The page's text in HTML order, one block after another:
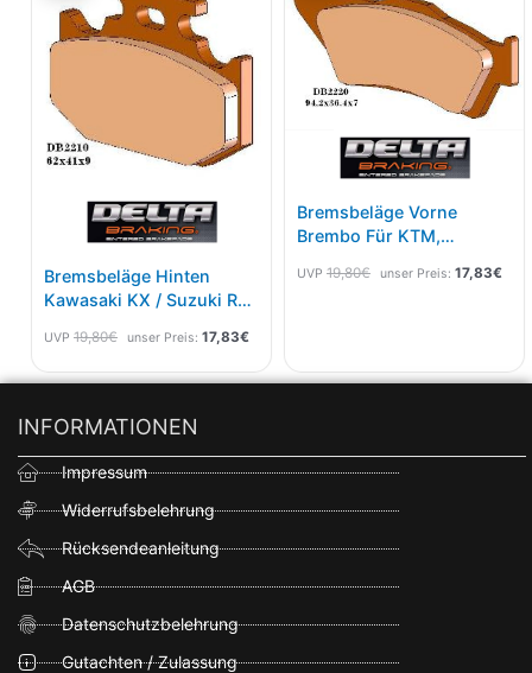
Bremsbeläge Hinten
Kawasaki KX / Suzuki RM
UVP 19,80€
19,80€
unser Preis: 17,83€
17,83€.
Bremsbeläge Vorne
Brembo Für KTM,
TM, Sherco 93-
UVP 19,80€
19,80€
unser Preis: 17,83€
INFORMATIONEN
Impressum
Widerrufsbelehrung
Rücksendeanleitung
AGB
Datenschutzbelehrung
Gutachten / Zulassung